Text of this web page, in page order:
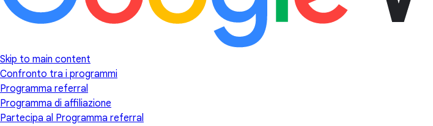
Skip to main content
Confronto tra i programmi
Programma referral
Programma di affiliazione
Partecipa al Programma referral